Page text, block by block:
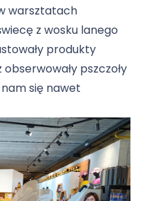
warsztatach
z wosku lanego
produkty
pszczoły
się nawet